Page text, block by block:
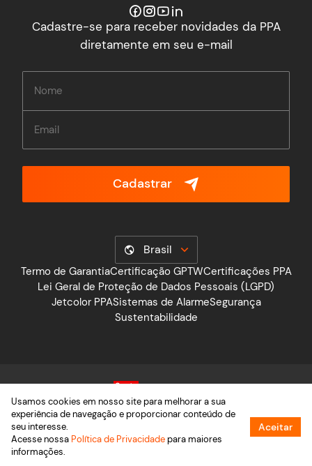
Cadastre-se para receber novidades da PPA
diretamente em seu e-mail
Cadastrar
Brasil
Termo de GarantiaCertificação GPTWCertificações PPA
Lei Geral de Proteção de Dados Pessoais (LGPD)
Jetcolor PPASistemas de AlarmeSegurança
Sustentabilidade
2026 © PPA – Grupo Motoppar
Usamos cookies em nosso site para melhorar a sua
experiência de navegação e proporcionar conteúdo de
seu interesse.
Acesse nossa Política de Privacidadepara maiores
informações.
Aceitar